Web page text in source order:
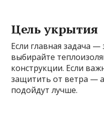
Цель укрытия
Если главная задача
выбирайте
конструкции. Если
защитить от ветра —
подойдут лучше.